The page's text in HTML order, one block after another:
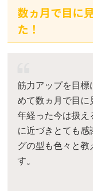
数ヵ月で目に
た！
筋力アップを目標
めて数ヵ月で目に
年経った今は扱え
に近づきとても
グの型も色々と
す。